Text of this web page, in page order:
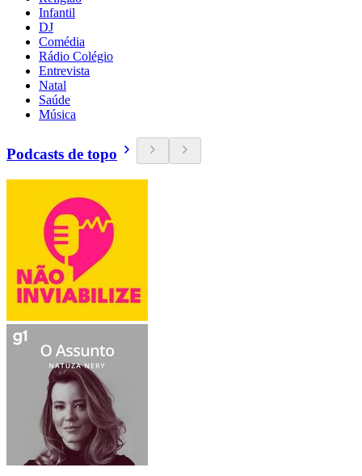
Infantil
DJ
Comédia
Rádio Colégio
Entrevista
Natal
Saúde
Música
Podcasts de topo